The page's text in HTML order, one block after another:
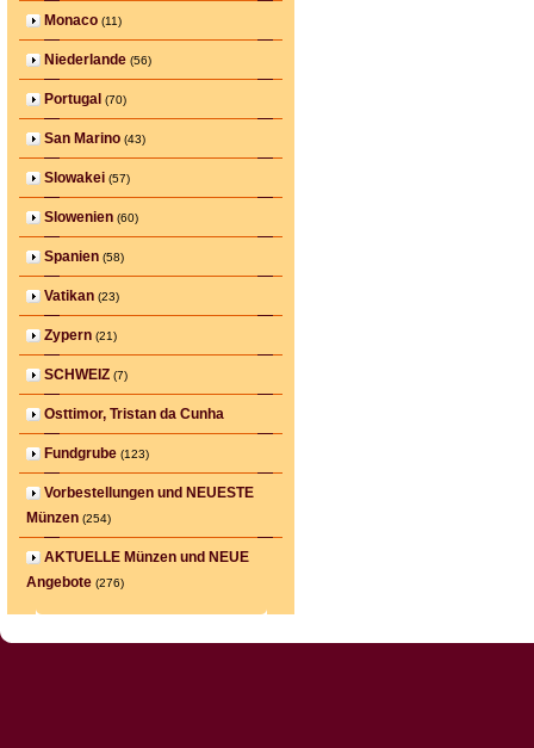
Monaco (11)
Niederlande (56)
Portugal (70)
San Marino (43)
Slowakei (57)
Slowenien (60)
Spanien (58)
Vatikan (23)
Zypern (21)
SCHWEIZ (7)
Osttimor, Tristan da Cunha
Fundgrube (123)
Vorbestellungen und NEUESTE
Münzen (254)
AKTUELLE Münzen und NEUE
Angebote (276)